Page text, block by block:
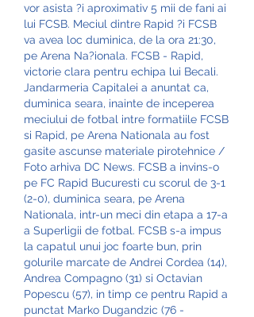
vor asista ?i aproximativ 5 mii de fani ai
lui FCSB. Meciul dintre Rapid ?i FCSB
va avea loc duminica, de la ora 21:30,
pe Arena Na?ionala. FCSB - Rapid,
victorie clara pentru echipa lui Becali.
Jandarmeria Capitalei a anuntat ca,
duminica seara, inainte de inceperea
meciului de fotbal intre formatiile FCSB
si Rapid, pe Arena Nationala au fost
gasite ascunse materiale pirotehnice /
Foto arhiva DC News. FCSB a invins-o
pe FC Rapid Bucuresti cu scorul de 3-1
(2-0), duminica seara, pe Arena
Nationala, intr-un meci din etapa a 17-a
a Superligii de fotbal. FCSB s-a impus
la capatul unui joc foarte bun, prin
golurile marcate de Andrei Cordea (14),
Andrea Compagno (31) si Octavian
Popescu (57), in timp ce pentru Rapid a
punctat Marko Dugandzic (76 -